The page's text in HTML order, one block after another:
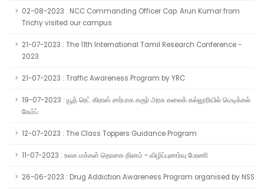
02-08-2023 : NCC Commanding Officer Cap. Arun Kumar from
Trichy visited our campus
21-07-2023 : The 11th International Tamil Research Conference -
2023
21-07-2023 : Traffic Awareness Program by YRC
19-07-2023 : யூத் ரெட் கிராஸ் சார்பாக கரூர் அரசு கலைக் கல்லூரியில் மெடிக்கல்
கேம்ப்
12-07-2023 : The Class Toppers Guidance Program
11-07-2023 : உலக மக்கள் தொகை தினம் - விழிப்புணர்வு பேரணி
26-06-2023 : Drug Addiction Awareness Program organised by NSS